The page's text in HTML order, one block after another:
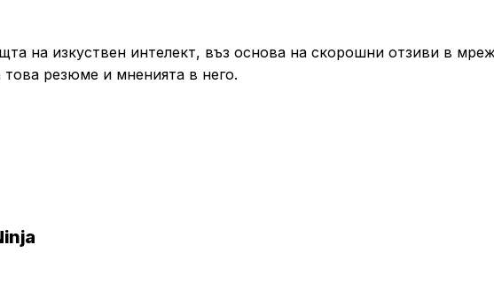
на изкуствен интелект, въз основа на скорошни отзиви в
това резюме и мненията в него.